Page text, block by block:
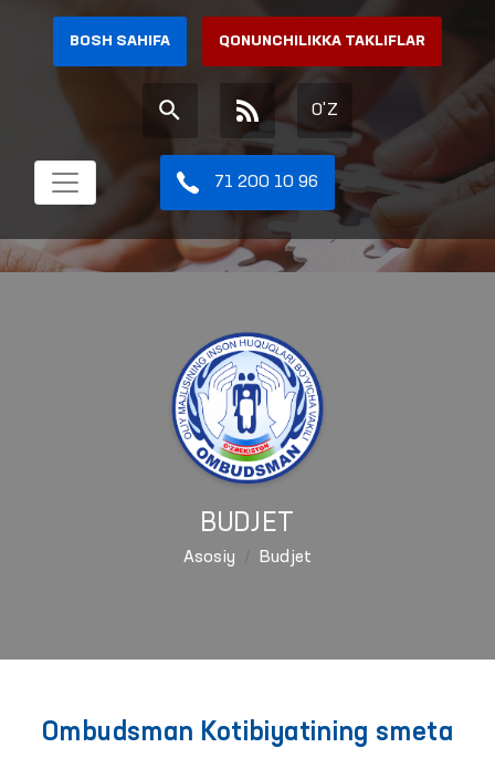
BOSH SAHIFA QONUNCHILIKKA TAKLIFLAR
O'Z
71 200 10 96
BUDJET
Asosiy Budjet
Ombudsman Kotibiyatining smeta